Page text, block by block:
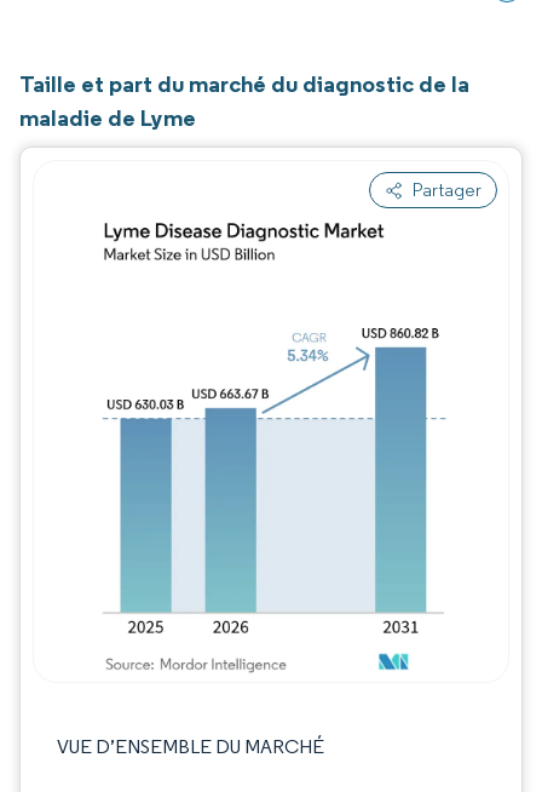
Taille et part du marché du diagnostic de la
maladie de Lyme
Partager
VUE D’ENSEMBLE DU MARCHÉ